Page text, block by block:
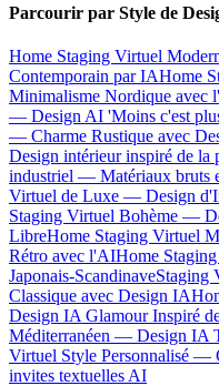
Parcourir par Style de
Home Staging Virtuel
Contemporain par IAHome
Minimalisme Nordique avec
— Design AI 'Moins c'est
— Charme Rustique avec
Design intérieur inspiré de la
industriel — Matériaux bruts
Virtuel de Luxe — Design
Staging Virtuel Bohème —
LibreHome Staging Virtuel
Rétro avec l'AIHome
Japonais-ScandinaveStaging
Classique avec Design IA
Design IA Glamour Inspiré
Méditerranéen — Design IA
Virtuel Style Personnalisé —
invites textuelles AI